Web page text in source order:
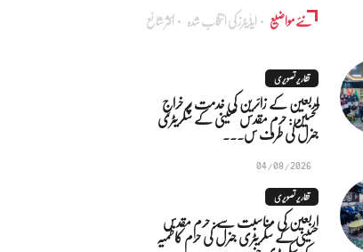
نئے مواضیع ایڈٰیٹرز کی انتخاب شدہ اکثر شائع
تقاریر تصویری
اربعین کے زائرین کی خدمت پر خراجِ
تحسین: حرم مقدس حسینی کے سکریٹری
جنرل کی طرف س...
04/08/2026
تقاریر تصویری
اربعین کی مناسبت سے: حرم مقدس
حسینی کے سکریٹری جنرل کی حرم کاظمیہ